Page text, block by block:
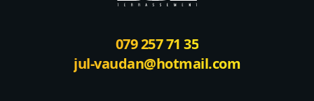
079 257 71 35
jul-vaudan@hotmail.com